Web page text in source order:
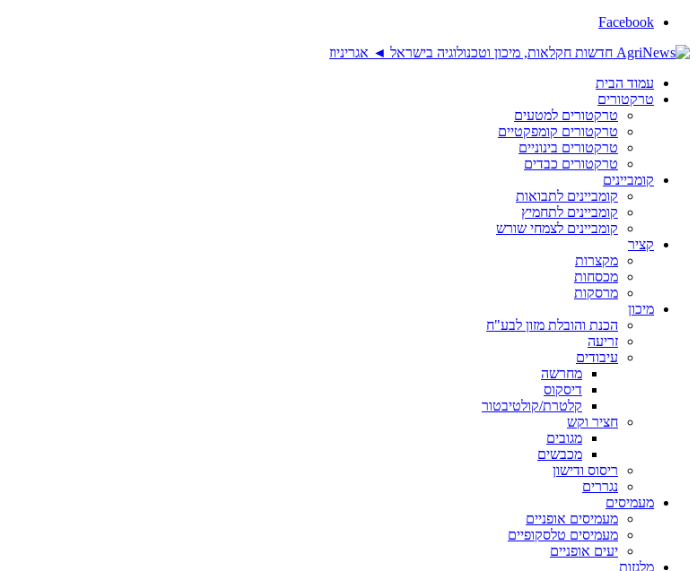
Facebook
עמוד הבית
טרקטורים
טרקטורים למטעים
טרקטורים קומפקטיים
טרקטורים בינוניים
טרקטורים כבדים
קומביינים
קומביינים לתבואות
קומביינים לתחמיץ
קומביינים לצמחי שורש
קציר
מקצרות
מכסחות
מרסקות
מיכון
הכנת והובלת מזון לבע"ח
זריעה
עיבודים
מחרשה
דיסקוס
קלטרת/קולטיבטור
חציר וקש
מגובים
מכבשים
ריסוס ודישון
נגררים
מעמיסים
מעמיסים אופניים
מעמיסים טלסקופיים
יעים אופניים
מלגזות